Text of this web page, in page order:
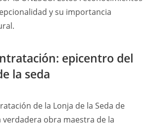
y su importancia
epicentro del
la seda
de la Lonja de la Seda de
verdadera obra maestra de la